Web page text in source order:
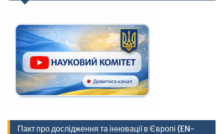
Пакт про дослідження та інновації в Європі (EN-